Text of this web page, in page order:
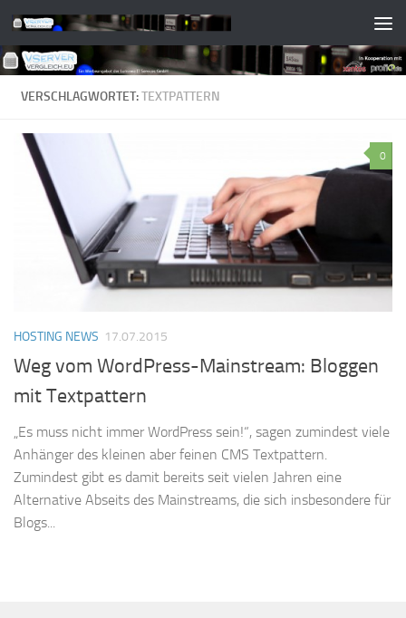
Zum Inhalt springen
VERSCHLAGWORTET:TEXTPATTERN
0
HOSTING NEWS 17.07.2015
Weg vom WordPress-Mainstream: Bloggen
mit Textpattern
„Es muss nicht immer WordPress sein!“, sagen zumindest viele
Anhänger des kleinen aber feinen CMS Textpattern.
Zumindest gibt es damit bereits seit vielen Jahren eine
Alternative Abseits des Mainstreams, die sich insbesondere für
Blogs...